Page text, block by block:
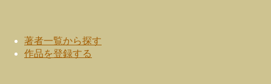
著者一覧から探す
作品を登録する